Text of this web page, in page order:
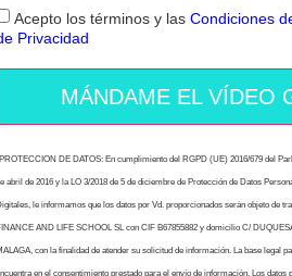
Acepto los términos y las Condiciones
Privacidad
MÁNDAME EL VÍDEO
DE DATOS: En cumplimiento del RGPD (UE) 2016/679 del
abril de 2016 y la LO 3/2018 de 5 de diciembre de Protección de Datos
le informamos que los datos por Vd. proporcionados serán objeto de
AND LIFE SCHOOL SL con CIF B67855882 y domicilio C/
con la finalidad de atender su solicitud de información. La base legal
en el consentimiento prestado para el envío de información. Los datos